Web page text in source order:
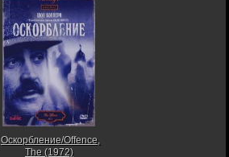
Оскорбление/Offence,
The (1972)